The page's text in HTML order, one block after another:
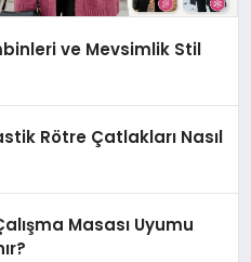
ve Mevsimlik Stil
Rötre Çatlakları Nasıl
Masası Uyumu